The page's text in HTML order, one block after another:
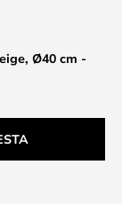
Ø40 cm -